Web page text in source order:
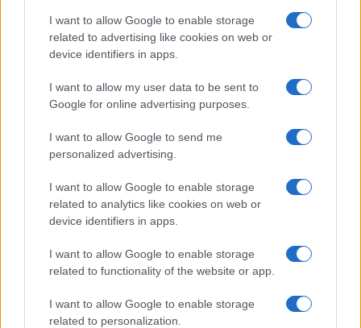
I want to allow Google to enable storage
related to advertising like cookies on web or
device identifiers in apps.
I want to allow my user data to be sent to
Google for online advertising purposes.
I want to allow Google to send me
personalized advertising.
I want to allow Google to enable storage
related to analytics like cookies on web or
device identifiers in apps.
I want to allow Google to enable storage
related to functionality of the website or app.
I want to allow Google to enable storage
related to personalization.
Valutare sconti reali su TV ed elettronica: guida
pratica
Davide Ferraro · 19 Lug 2026
TV ED ELETTRONICA
Calendario acquisti TV, audio e PC: come centrare il